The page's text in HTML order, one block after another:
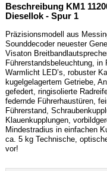
Beschreibung KM1
Diesellok - Spur 1
Präzisionsmodell aus
Sounddecoder neuester
Visaton
Führerstandsbeleuchtung,
Warmlicht LED’s, robuster
kugelgelagertem Getriebe,
gefedert, ringisolierte
federnde Führerhaustüren,
Führerstand,
Klauenkupplungen,
Mindestradius in einfachen
ca. 5 kg Technische,
vor!